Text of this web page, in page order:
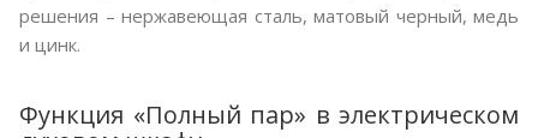
решения – нержавеющая сталь, матовый черный, медь
и цинк.
Функция «Полный пар» в электрическом